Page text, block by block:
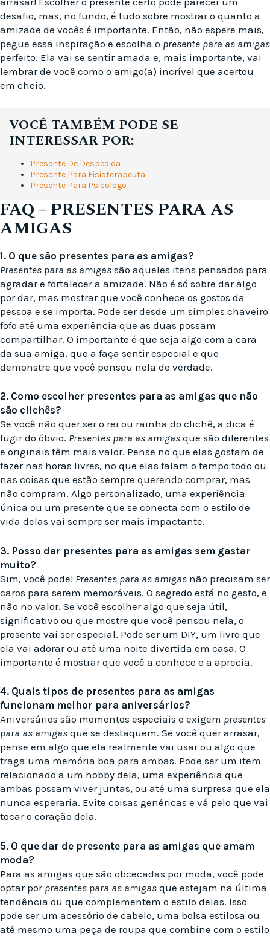
desafio, mas, no fundo, é tudo sobre mostrar o quanto a
amizade de vocês é importante. Então, não espere mais,
pegue essa inspiração e escolha o presente para as amigas
perfeito. Ela vai se sentir amada e, mais importante, vai
lembrar de você como o amigo(a) incrível que acertou
em cheio.
VOCÊ TAMBÉM PODE SE
INTERESSAR POR:
Presente De Despedida
Presente Para Fisioterapeuta
Presente Para Psicologo
FAQ – PRESENTES PARA AS
AMIGAS
1. O que são presentes para as amigas?
Presentes para as amigas são aqueles itens pensados para
agradar e fortalecer a amizade. Não é só sobre dar algo
por dar, mas mostrar que você conhece os gostos da
pessoa e se importa. Pode ser desde um simples chaveiro
fofo até uma experiência que as duas possam
compartilhar. O importante é que seja algo com a cara
da sua amiga, que a faça sentir especial e que
demonstre que você pensou nela de verdade.
2. Como escolher presentes para as amigas que não
são clichês?
Se você não quer ser o rei ou rainha do clichê, a dica é
fugir do óbvio. Presentes para as amigas que são diferentes
e originais têm mais valor. Pense no que elas gostam de
fazer nas horas livres, no que elas falam o tempo todo ou
nas coisas que estão sempre querendo comprar, mas
não compram. Algo personalizado, uma experiência
única ou um presente que se conecta com o estilo de
vida delas vai sempre ser mais impactante.
3. Posso dar presentes para as amigas sem gastar
muito?
Sim, você pode! Presentes para as amigas não precisam ser
caros para serem memoráveis. O segredo está no gesto, e
não no valor. Se você escolher algo que seja útil,
significativo ou que mostre que você pensou nela, o
presente vai ser especial. Pode ser um DIY, um livro que
ela vai adorar ou até uma noite divertida em casa. O
importante é mostrar que você a conhece e a aprecia.
4. Quais tipos de presentes para as amigas
funcionam melhor para aniversários?
Aniversários são momentos especiais e exigem presentes
para as amigas que se destaquem. Se você quer arrasar,
pense em algo que ela realmente vai usar ou algo que
traga uma memória boa para ambas. Pode ser um item
relacionado a um hobby dela, uma experiência que
ambas possam viver juntas, ou até uma surpresa que ela
nunca esperaria. Evite coisas genéricas e vá pelo que vai
tocar o coração dela.
5. O que dar de presente para as amigas que amam
moda?
Para as amigas que são obcecadas por moda, você pode
optar por presentes para as amigas que estejam na última
tendência ou que complementem o estilo delas. Isso
pode ser um acessório de cabelo, uma bolsa estilosa ou
até mesmo uma peça de roupa que combine com o estilo